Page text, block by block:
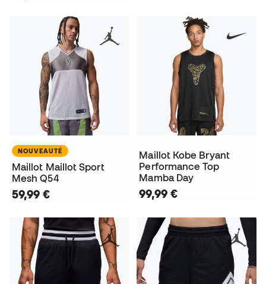
NOUVEAUTÉ
Maillot Maillot Sport
Mesh Q54
59,99 €
Maillot Kobe Bryant
Performance Top
Mamba Day
99,99 €